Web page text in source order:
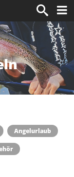
Angelurlaub